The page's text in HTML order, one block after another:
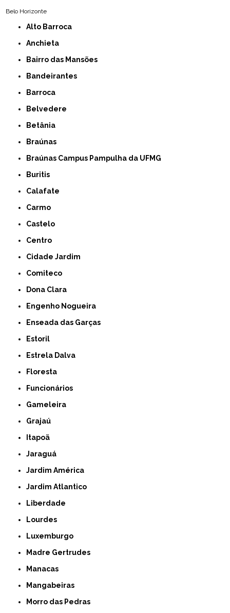
Belo Horizonte
Alto Barroca
Anchieta
Bairro das Mansões
Bandeirantes
Barroca
Belvedere
Betânia
Braúnas
Braúnas Campus Pampulha da UFMG
Buritis
Calafate
Carmo
Castelo
Centro
Cidade Jardim
Comiteco
Dona Clara
Engenho Nogueira
Enseada das Garças
Estoril
Estrela Dalva
Floresta
Funcionários
Gameleira
Grajaú
Itapoã
Jaraguá
Jardim América
Jardim Atlantico
Liberdade
Lourdes
Luxemburgo
Madre Gertrudes
Manacas
Mangabeiras
Morro das Pedras